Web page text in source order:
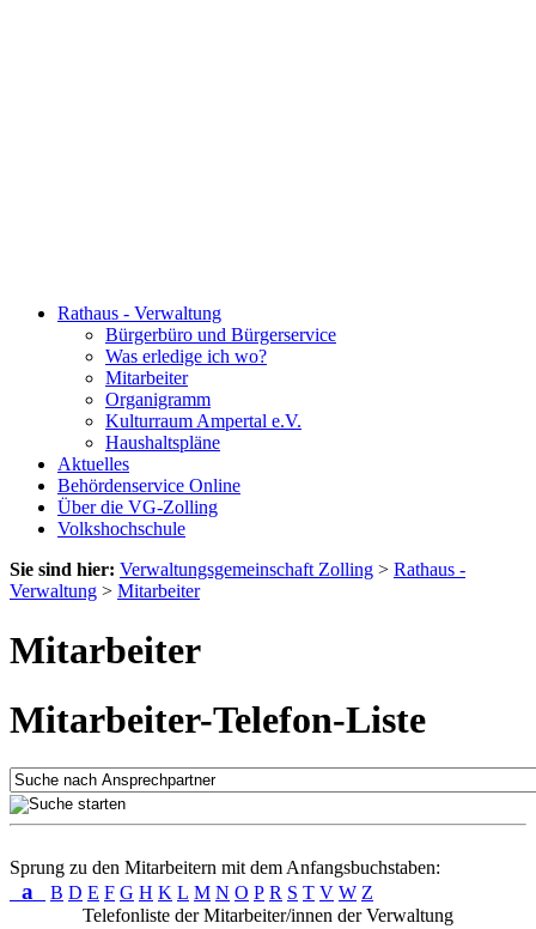
Rathaus - Verwaltung
Bürgerbüro und Bürgerservice
Was erledige ich wo?
Mitarbeiter
Organigramm
Kulturraum Ampertal e.V.
Haushaltspläne
Aktuelles
Behördenservice Online
Über die VG-Zolling
Volkshochschule
Sie sind hier: Verwaltungsgemeinschaft Zolling > Rathaus -
Verwaltung > Mitarbeiter
Mitarbeiter
Mitarbeiter-Telefon-Liste
Sprung zu den Mitarbeitern mit dem Anfangsbuchstaben:
a B D E F G H K L M N O P R S T V W Z
Telefonliste der Mitarbeiter/innen der Verwaltung